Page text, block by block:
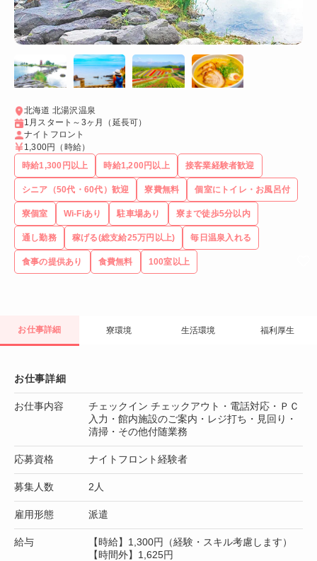
北海道 北湯沢温泉
1月スタート～3ヶ月（延長可）
ナイトフロント
1,300円 （時給）
時給1,300円以上
時給1,200円以上 接客業経験者歓迎
シニア（50代・60代）歓迎 寮費無料 個室にトイレ・お風呂付
寮個室 Wi-Fiあり 駐車場あり 寮まで徒歩5分以内
通し勤務 稼げる(総支給25万円以上) 毎日温泉入れる
食事の提供あり 食費無料 100室以上
お仕事詳細 寮環境 生活環境 福利厚生
お仕事詳細
お仕事内容
チェックイン チェックアウト・電話対応・ＰＣ
入力・館内施設のご案内・レジ打ち・見回り・
清掃・その他付随業務
応募資格 ナイトフロント経験者
募集人数 2人
雇用形態 派遣
給与
【時給】1,300円（経験・スキル考慮します）
【時間外】1,625円